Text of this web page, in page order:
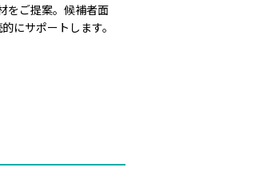
をご提案。候補者面
にサポートします。